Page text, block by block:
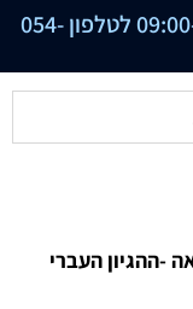
054-
-ההגיון העברי